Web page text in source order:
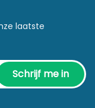
laatste
Schrijf me in